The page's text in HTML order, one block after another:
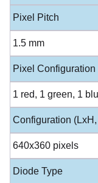
Pixel Pitch
1.5 mm
Pixel Configuration
1 red, 1 green, 1
Configuration
640x360 pixels
Diode Type